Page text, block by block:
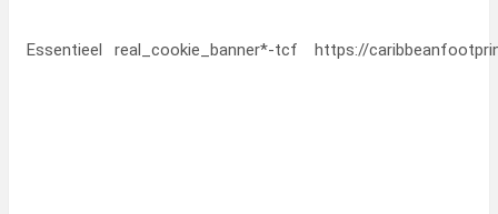
Essentieel real_cookie_banner*-tcf https://